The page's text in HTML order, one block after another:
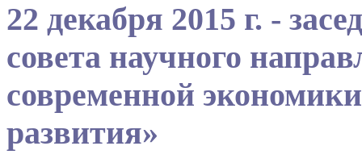
22 декабря 2015 г. -
совета научного
современной
развития»